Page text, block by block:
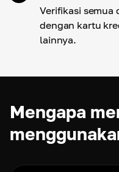
Verifikasi semua
dengan kartu
lainnya.
Mengapa